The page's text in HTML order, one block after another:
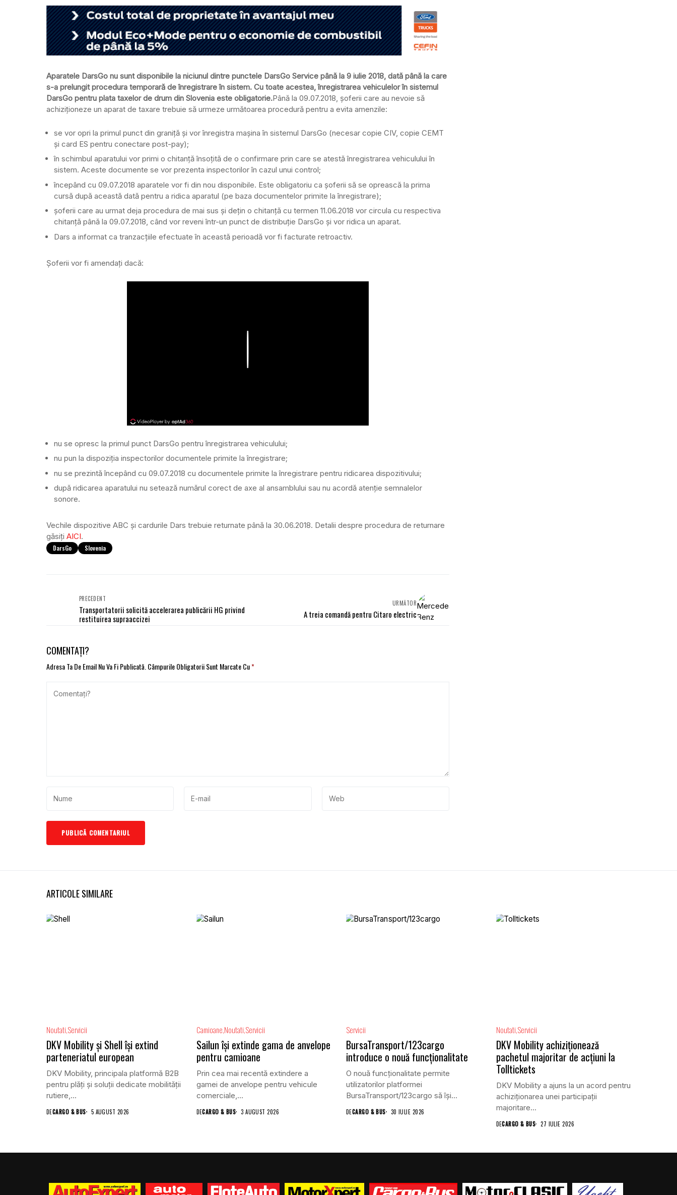
Aparatele DarsGo nu sunt disponibile la niciunul dintre punctele DarsGo Service până la 9 iulie 2018, dată până la care
s-a prelungit procedura temporară de înregistrare în sistem. Cu toate acestea, înregistrarea vehiculelor în sistemul
DarsGo pentru plata taxelor de drum din Slovenia este obligatorie.Până la 09.07.2018, șoferii care au nevoie să
achiziționeze un aparat de taxare trebuie să urmeze următoarea procedură pentru a evita amenzile:
se vor opri la primul punct din graniță și vor înregistra mașina în sistemul DarsGo (necesar copie CIV, copie CEMT
și card ES pentru conectare post-pay);
în schimbul aparatului vor primi o chitanță însoțită de o confirmare prin care se atestă înregistrarea vehiculului în
sistem. Aceste documente se vor prezenta inspectorilor în cazul unui control;
începând cu 09.07.2018 aparatele vor fi din nou disponibile. Este obligatoriu ca șoferii să se oprească la prima
cursă după această dată pentru a ridica aparatul (pe baza documentelor primite la înregistrare);
șoferii care au urmat deja procedura de mai sus și dețin o chitanță cu termen 11.06.2018 vor circula cu respectiva
chitanță până la 09.07.2018, când vor reveni într-un punct de distribuție DarsGo și vor ridica un aparat.
Dars a informat ca tranzacțiile efectuate în această perioadă vor fi facturate retroactiv.
Șoferii vor fi amendați dacă:
nu se opresc la primul punct DarsGo pentru înregistrarea vehiculului;
nu pun la dispoziția inspectorilor documentele primite la înregistrare;
nu se prezintă începând cu 09.07.2018 cu documentele primite la înregistrare pentru ridicarea dispozitivului;
după ridicarea aparatului nu setează numărul corect de axe al ansamblului sau nu acordă atenție semnalelor
sonore.
Vechile dispozitive ABC și cardurile Dars trebuie returnate până la 30.06.2018. Detalii despre procedura de returnare
găsiți AICI.
DarsGo Slovenia
PRECEDENT
Transportatorii solicită accelerarea publicării HG privind
restituirea supraaccizei
URMĂTOR
A treia comandă pentru Citaro electric
COMENTAȚI?
Adresa Ta De Email Nu Va Fi Publicată. Câmpurile Obligatorii Sunt Marcate Cu*
ARTICOLE SIMILARE
Noutati Servicii
DKV Mobility și Shell își extind
parteneriatul european
DKV Mobility, principala platformă B2B
pentru plăți și soluții dedicate mobilității
rutiere,...
DECARGO & BUS 5 AUGUST 2026
Camioane Noutati Servicii
Sailun își extinde gama de anvelope
pentru camioane
Prin cea mai recentă extindere a
gamei de anvelope pentru vehicule
comerciale,...
DECARGO & BUS 3 AUGUST 2026
Servicii
BursaTransport/123cargo
introduce o nouă funcționalitate
O nouă funcționalitate permite
utilizatorilor platformei
BursaTransport/123cargo să își
evalueze partenerii după...
DECARGO & BUS 30 IULIE 2026
Noutati Servicii
DKV Mobility achiziționează
pachetul majoritar de acțiuni la
Tolltickets
DKV Mobility a ajuns la un acord pentru
achiziționarea unei participații
majoritare...
DECARGO & BUS 27 IULIE 2026